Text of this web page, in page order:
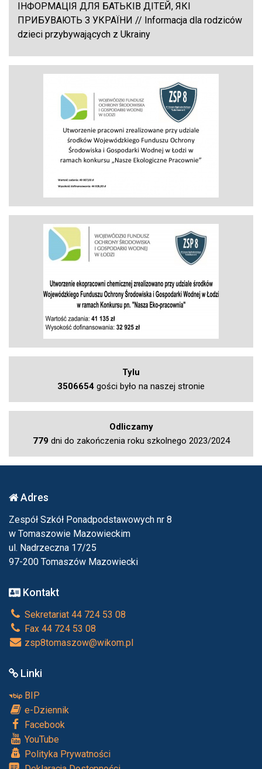
ІНФОРМАЦІЯ ДЛЯ БАТЬКІВ ДІТЕЙ, ЯКІ
ПРИБУВАЮТЬ З УКРАЇНИ // Informacja dla rodziców
dzieci przybywających z Ukrainy
Tylu
3506654 gości było na naszej stronie
Odliczamy
779 dni do zakończenia roku szkolnego 2023/2024
Adres
Zespół Szkół Ponadpodstawowych nr 8
w Tomaszowie Mazowieckim
ul. Nadrzeczna 17/25
97-200 Tomaszów Mazowiecki
Kontakt
Sekretariat 44 724 53 08
Fax 44 724 53 08
zsp8tomaszow@wikom.pl
Linki
BIP
e-Dziennik
Facebook
YouTube
Polityka Prywatności